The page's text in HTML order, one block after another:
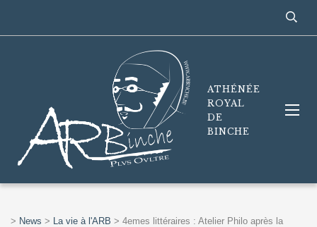
ATHÉNÉE
ROYAL
DE
BINCHE
> News > La vie à l'ARB > 4emes littéraires : Atelier Philo après la